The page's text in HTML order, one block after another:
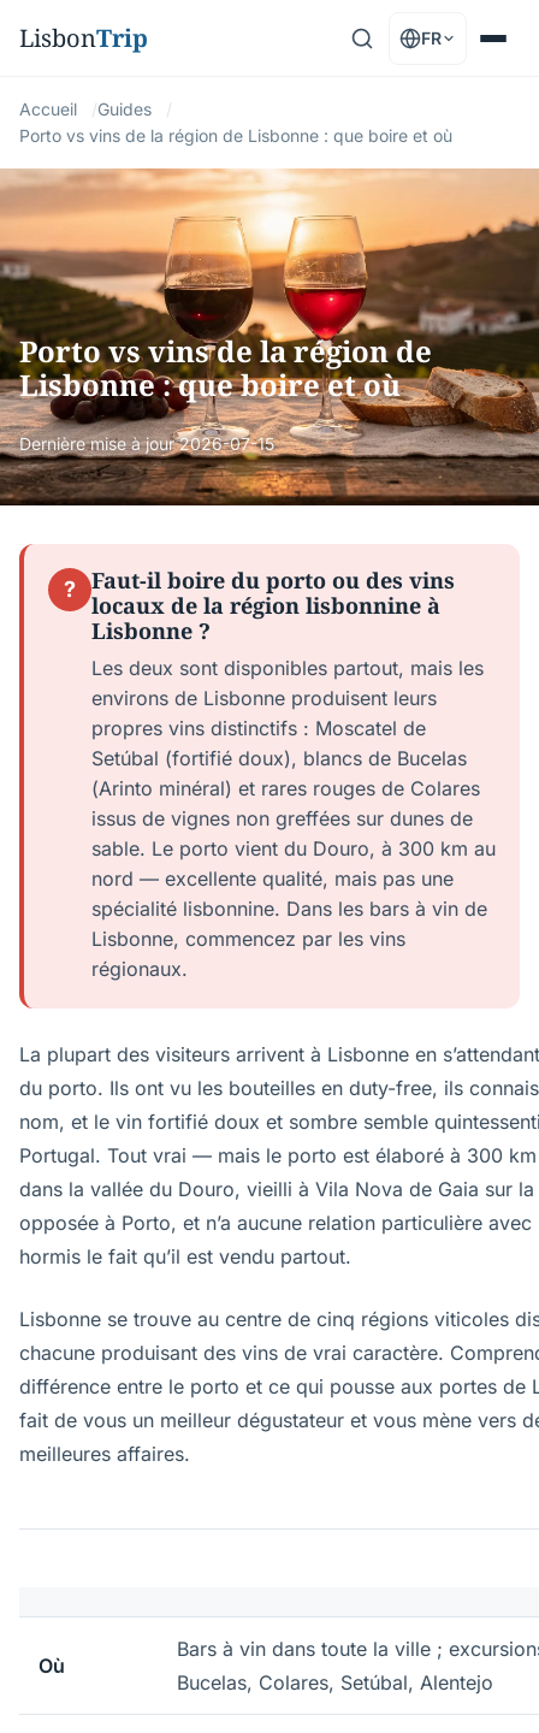
LisbonTrip FR
Accueil
Guides
Porto vs vins de la région de Lisbonne : que boire et où
Porto vs vins de la région de
Lisbonne : que boire et où
Dernière mise à jour2026-07-15
?
Faut-il boire du porto ou des vins
locaux de la région lisbonnine à
Lisbonne ?
Les deux sont disponibles partout, mais les
environs de Lisbonne produisent leurs
propres vins distinctifs : Moscatel de
Setúbal (fortifié doux), blancs de Bucelas
(Arinto minéral) et rares rouges de Colares
issus de vignes non greffées sur dunes de
sable. Le porto vient du Douro, à 300 km au
nord — excellente qualité, mais pas une
spécialité lisbonnine. Dans les bars à vin de
Lisbonne, commencez par les vins
régionaux.
La plupart des visiteurs arrivent à Lisbonne en
du porto. Ils ont vu les bouteilles en duty-free, ils
nom, et le vin fortifié doux et sombre semble
Portugal. Tout vrai — mais le porto est élaboré à 300
dans la vallée du Douro, vieilli à Vila Nova de Gaia sur
opposée à Porto, et n’a aucune relation particulière avec
hormis le fait qu’il est vendu partout.
Lisbonne se trouve au centre de cinq régions viticoles
chacune produisant des vins de vrai caractère.
différence entre le porto et ce qui pousse aux portes de
fait de vous un meilleur dégustateur et vous mène vers
meilleures affaires.
Où
Bars à vin dans toute la ville ;
Bucelas, Colares, Setúbal, Alentejo